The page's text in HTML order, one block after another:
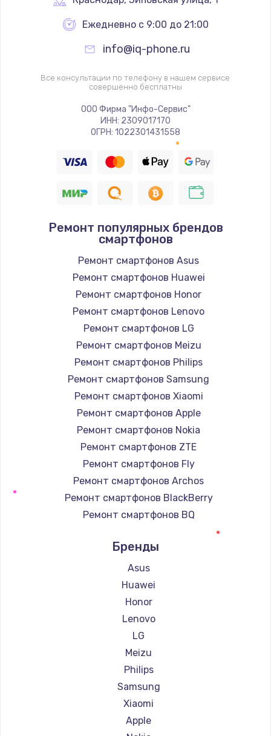
Ежедневно с 9:00 до 21:00
info@iq-phone.ru
Все консультации по телефону в нашем сервисе
совершенно бесплатны
ООО Фирма "Инфо-Сервис"
ИНН: 2309017170
ОГРН: 1022301431558
Ремонт популярных брендов
смартфонов
Ремонт смартфонов Asus
Ремонт смартфонов Huawei
Ремонт смартфонов Honor
Ремонт смартфонов Lenovo
Ремонт смартфонов LG
Ремонт смартфонов Meizu
Ремонт смартфонов Philips
Ремонт смартфонов Samsung
Ремонт смартфонов Xiaomi
Ремонт смартфонов Apple
Ремонт смартфонов Nokia
Ремонт смартфонов ZTE
Ремонт смартфонов Fly
Ремонт смартфонов Archos
Ремонт смартфонов BlackBerry
Ремонт смартфонов BQ
Ремонт смартфонов Digma
Ремонт смартфонов Ginzzu
Ремонт смартфонов Highscreen
Ремонт смартфонов Irbis
Ремонт смартфонов Kyocera
Ремонт смартфонов LeEco
Ремонт смартфонов OnePlus
Ремонт смартфонов teXet
Ремонт смартфонов Motorola
Ремонт смартфонов Prestigio
Ремонт смартфонов Vertex
Бренды
Asus
Huawei
Honor
Lenovo
LG
Meizu
Philips
Samsung
Xiaomi
Apple